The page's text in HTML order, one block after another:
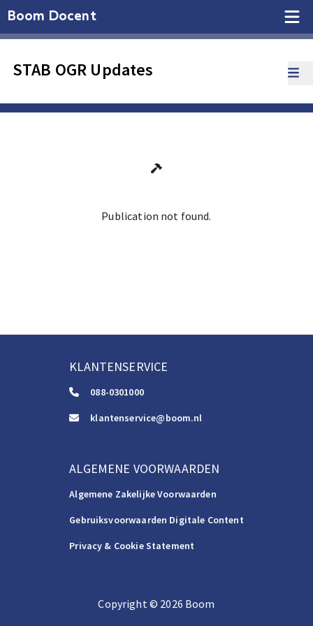
Boom Docent
STAB OGR Updates
Publication not found.
KLANTENSERVICE
088-0301000
klantenservice@boom.nl
ALGEMENE VOORWAARDEN
Algemene Zakelijke Voorwaarden
Gebruiksvoorwaarden Digitale Content
Privacy & Cookie Statement
Copyright©️ 2026 Boom